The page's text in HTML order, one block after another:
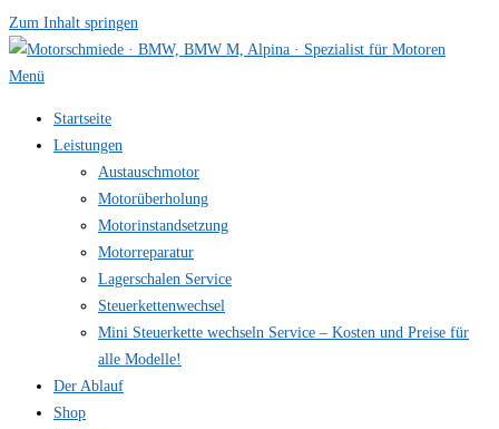
Zum Inhalt springen
Menü
Startseite
Leistungen
Austauschmotor
Motorüberholung
Motorinstandsetzung
Motorreparatur
Lagerschalen Service
Steuerkettenwechsel
Mini Steuer­kette wechseln Service – Kosten und Preise für
alle Modelle!
Der Ablauf
Shop